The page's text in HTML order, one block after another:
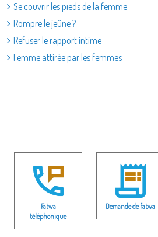
Se couvrir les pieds de la femme
Rompre le jeûne ?
Refuser le rapport intime
Femme attirée par les femmes
Fatwa
téléphonique
Demande de fatwa